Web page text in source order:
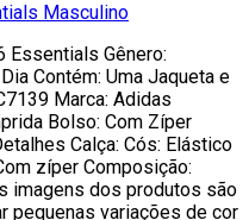
Masculino
Essentials Gênero:
Contém: Uma Jaqueta e
Marca: Adidas
Bolso: Com Zíper
Calça: Cós: Elástico
zíper Composição:
imagens dos produtos são
pequenas variações de cor